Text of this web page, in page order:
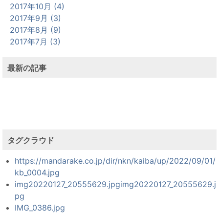
2017年10月 (4)
2017年9月 (3)
2017年8月 (9)
2017年7月 (3)
最新の記事
タグクラウド
https://mandarake.co.jp/dir/nkn/kaiba/up/2022/09/01/
kb_0004.jpg
img20220127_20555629.jpgimg20220127_20555629.j
pg
IMG_0386.jpg